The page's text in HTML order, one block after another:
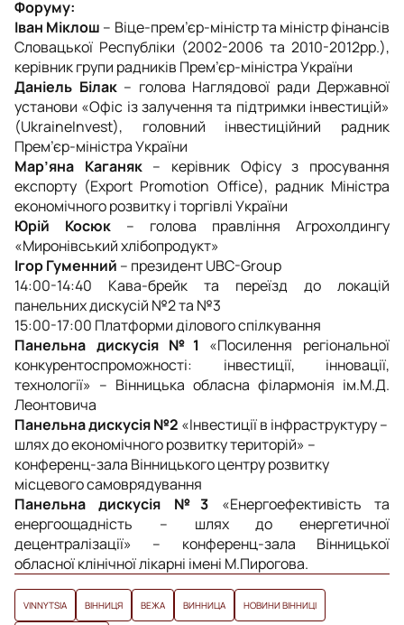
Форуму:
Іван Міклош – Віце-прем’єр-міністр та міністр фінансів
Словацької Республіки (2002-2006 та 2010-2012рр.),
керівник групи радників Прем’єр-міністра України
Даніель Білак– голова Наглядової ради Державної
установи «Офіс із залучення та підтримки інвестицій»
(UkraineInvest), головний інвестиційний радник
Прем’єр-міністра України
Мар’яна Каганяк– керівник Офісу з просування
експорту (Export Promotion Office), радник Міністра
економічного розвитку і торгівлі України
Юрій Косюк – голова правління Агрохолдингу
«Миронівський хлібопродукт»
Ігор Гуменний – президент UBC-Group
14:00-14:40 Кава-брейк та переїзд до локацій
панельних дискусій №2 та №3
15:00-17:00 Платформи ділового спілкування
Панельна дискусія №1 «Посилення регіональної
конкурентоспроможності: інвестиції, інновації,
технології» – Вінницька обласна філармонія ім.М.Д.
Леонтовича
Панельна дискусія №2 «Інвестиції в інфраструктуру –
шлях до економічного розвитку територій» –
конференц-зала Вінницького центру розвитку
місцевого самоврядування
Панельна дискусія №3 «Енергоефективість та
енергоощадність – шлях до енергетичної
децентралізації» – конференц-зала Вінницької
обласної клінічної лікарні імені М.Пирогова.
VINNYTSIA ВІННИЦЯ ВЕЖА ВИННИЦА НОВИНИ ВІННИЦІ